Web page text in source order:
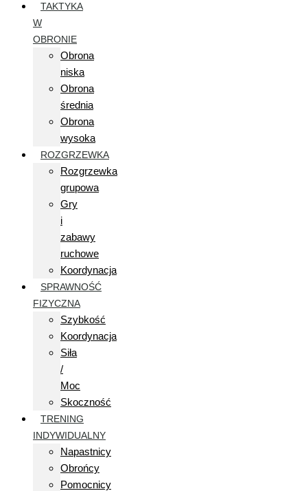
TAKTYKA
W
OBRONIE
Obrona
niska
Obrona
średnia
Obrona
wysoka
ROZGRZEWKA
Rozgrzewka
grupowa
Gry
i
zabawy
ruchowe
Koordynacja
SPRAWNOŚĆ
FIZYCZNA
Szybkość
Koordynacja
Siła
/
Moc
Skoczność
TRENING
INDYWIDUALNY
Napastnicy
Obrońcy
Pomocnicy